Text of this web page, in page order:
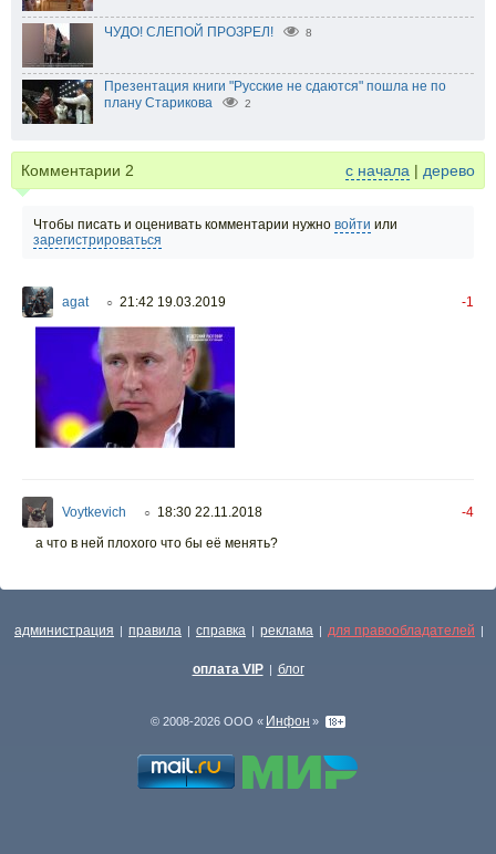
ЧУДО! СЛЕПОЙ ПРОЗРЕЛ! 8
Презентация книги "Русские не сдаются" пошла не по
плану Старикова
2
Комментарии 2 с начала | дерево
Чтобы писать и оценивать комментарии нужно войти или
зарегистрироваться
agat ○ 21:42 19.03.2019 -1
Voytkevich ○ 18:30 22.11.2018
-4
а что в ней плохого что бы её менять?
администрация | правила | справка | реклама | для правообладателей |
оплата VIP | блог
© 2008-2026 ООО « Инфон »